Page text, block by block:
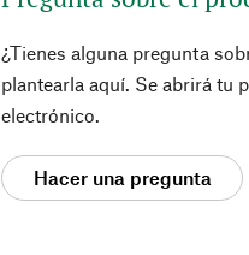
¿Tienes alguna pregunta
plantearla aquí. Se abrirá tu
electrónico.
Hacer una pregunta